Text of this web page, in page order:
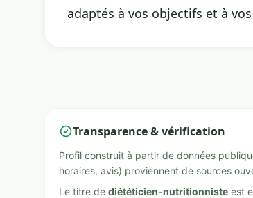
adaptés à vos objectifs et à
Transparence & vérification
Profil construit à partir de données
horaires, avis) proviennent de sources
Le titre de diététicien-nutritionniste est